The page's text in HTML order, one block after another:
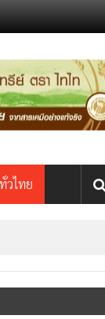
วไทย